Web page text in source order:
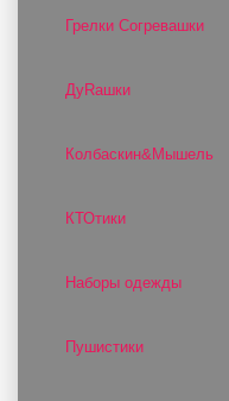
Грелки Согревашки
ДуRашки
Колбаскин&Мышель
КТОтики
Наборы одежды
Пушистики